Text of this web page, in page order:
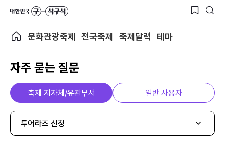
문화관광축제 전국축제 축제달력 테마
자주 묻는 질문
축제 지자체/유관부서 일반 사용자
투어라즈 신청